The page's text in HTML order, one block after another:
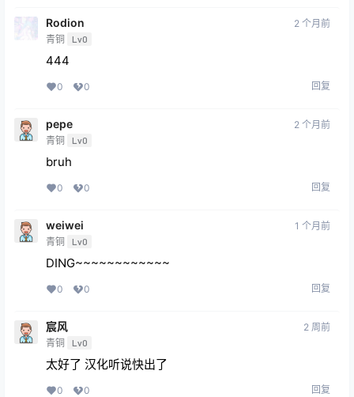
Rodion
青铜 Lv0
2 个月前
444
0 0 回复
pepe
青铜 Lv0
2 个月前
bruh
0 0 回复
weiwei
青铜 Lv0
1 个月前
DING~~~~~~~~~~~~
0 0 回复
宸风
青铜 Lv0
2 周前
太好了 汉化听说快出了
0 0 回复